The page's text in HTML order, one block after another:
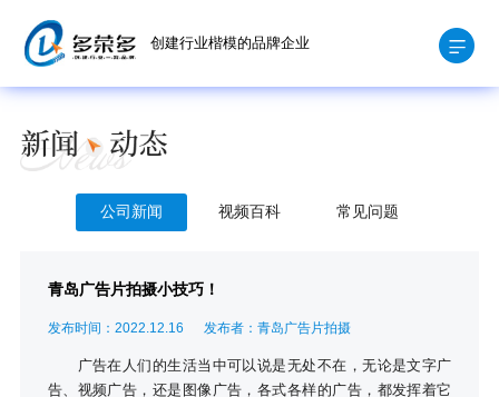
创建行业楷模的品牌企业
公司新闻 视频百科 常见问题
青岛广告片拍摄小技巧！
发布时间：2022.12.16 发布者：青岛广告片拍摄
广告在人们的生活当中可以说是无处不在，无论是文字广
告、视频广告，还是图像广告，各式各样的广告，都发挥着它